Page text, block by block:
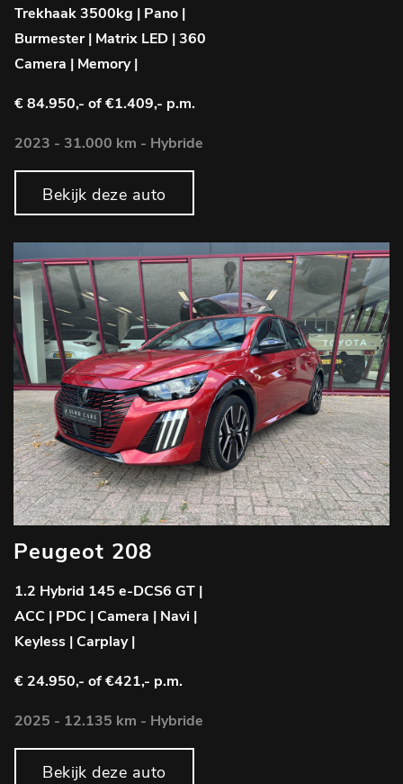
Trekhaak 3500kg | Pano |
Burmester | Matrix LED | 360
Camera | Memory |
€ 84.950,- of €1.409,- p.m.
2023 - 31.000 km - Hybride
Bekijk deze auto
Peugeot 208
1.2 Hybrid 145 e-DCS6 GT |
ACC | PDC | Camera | Navi |
Keyless | Carplay |
€ 24.950,- of €421,- p.m.
2025 - 12.135 km - Hybride
Bekijk deze auto